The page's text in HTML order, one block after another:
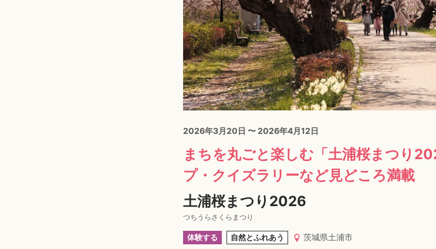
2026年3月20日 〜 2026年4月12日
まちを丸ごと楽しむ「土浦桜まつり
プ・クイズラリーなど見どころ満載
土浦桜まつり2026
つちうらさくらまつり
体験する 自然とふれあう 茨城県土浦市